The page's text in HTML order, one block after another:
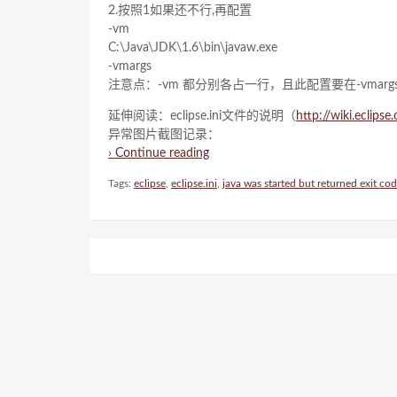
2.按照1如果还不行,再配置
-vm
C:\Java\JDK\1.6\bin\javaw.exe
-vmargs
注意点：-vm 都分别各占一行，且此配置要在-
延伸阅读：eclipse.ini文件的说明（ http://
异常图片截图记录：
› Continue reading
Tags: eclipse eclipse.ini java was started but returned exit